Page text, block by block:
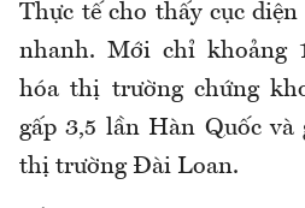
Thực tế cho thấy cục
nhanh. Mới chỉ khoảng
hóa thị trường chứng
gấp 3,5 lần Hàn Quốc
thị trường Đài Loan.